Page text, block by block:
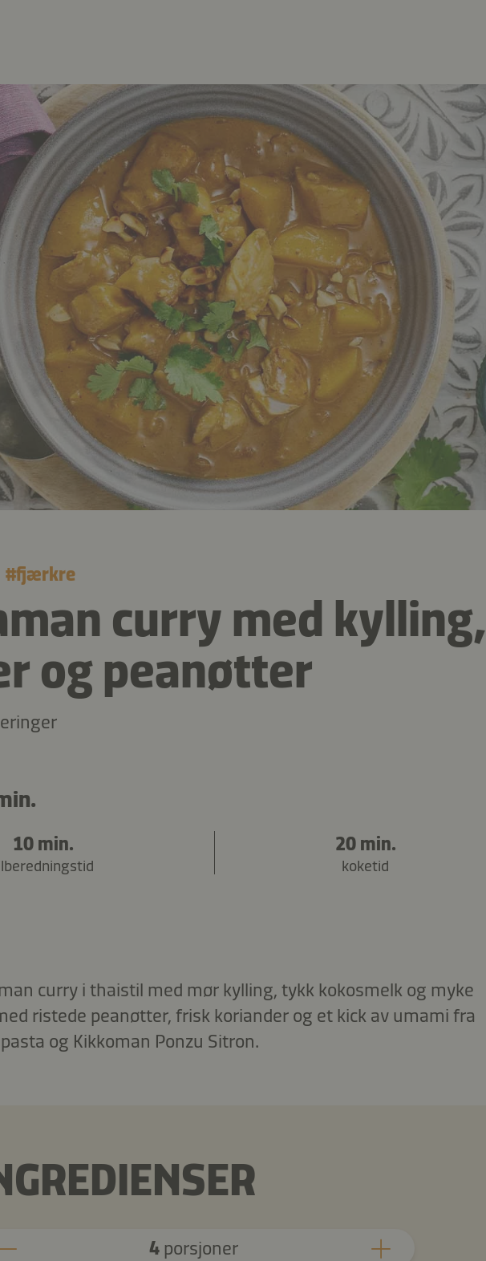
#fjærkre
curry med kylling,
og peanøtter
10 min. 20 min.
koketid
curry i thaistil med mør kylling, tykk kokosmelk og myke
ristede peanøtter, frisk koriander og et kick av umami fra
og Kikkoman Ponzu Sitron.
4 porsjoner